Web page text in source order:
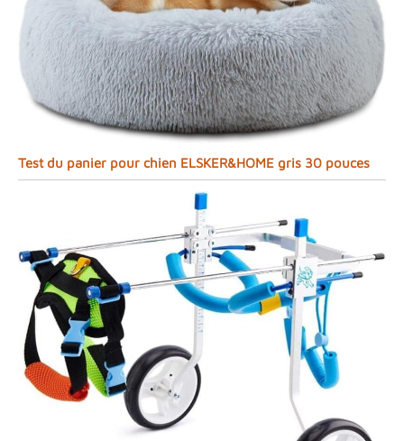
Test du panier pour chien ELSKER&HOME gris 30 pouces